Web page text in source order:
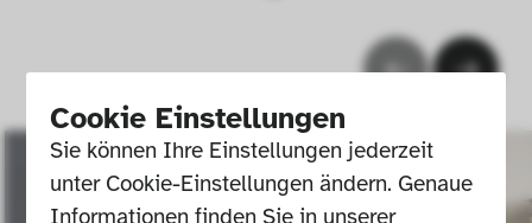
Cookie Einstellungen
Sie können Ihre Einstellungen jederzeit
unter Cookie-Einstellungen ändern. Genaue
Informationen finden Sie in unserer